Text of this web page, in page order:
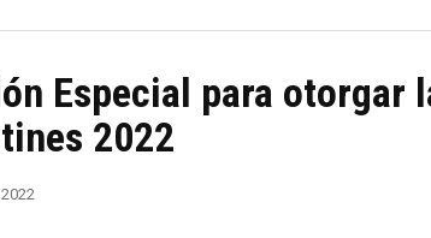
Especial para otorgar
2022